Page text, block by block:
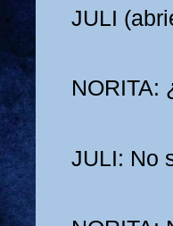
JULI
NORITA:
JULI: No